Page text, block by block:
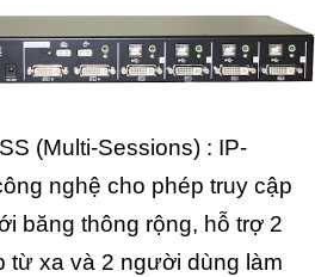
(Multi-Sessions) : IP-
nghệ cho phép truy cập
băng thông rộng, hỗ trợ 2
từ xa và 2 người dùng làm